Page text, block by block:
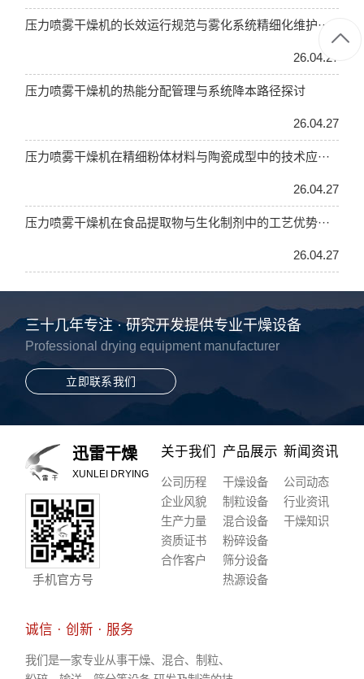
压力喷雾干燥机的长效运行规范与雾化系统精细化维护···
26.04.27
压力喷雾干燥机的热能分配管理与系统降本路径探讨
26.04.27
压力喷雾干燥机在精细粉体材料与陶瓷成型中的技术应···
26.04.27
压力喷雾干燥机在食品提取物与生化制剂中的工艺优势···
26.04.27
三十几年专注 · 研究开发提供专业干燥设备
Professional drying equipment manufacturer
立即联系我们
迅雷干燥
XUNLEI DRYING
手机官方号
关于我们
公司历程
企业风貌
生产力量
资质证书
合作客户
产品展示
干燥设备
制粒设备
混合设备
粉碎设备
筛分设备
热源设备
新闻资讯
公司动态
行业资讯
干燥知识
诚信 · 创新 · 服务
我们是一家专业从事干燥、混合、制粒、